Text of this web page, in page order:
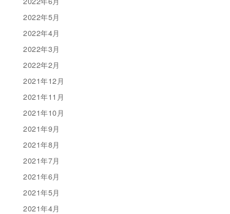
2022年5月
2022年4月
2022年3月
2022年2月
2021年12月
2021年11月
2021年10月
2021年9月
2021年8月
2021年7月
2021年6月
2021年5月
2021年4月